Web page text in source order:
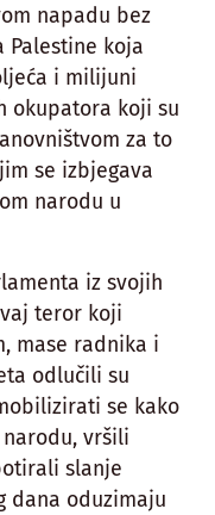
napadu bez
Palestine koja
i milijuni
okupatora koji su
za to
se izbjegava
narodu u
iz svojih
teror koji
mase radnika i
odlučili su
se kako
vršili
slanje
dana oduzimaju